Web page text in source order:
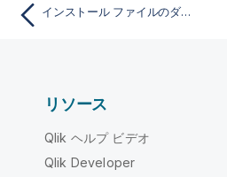
インストール ファイルのダウンロード
リソース
Qlik ヘルプ ビデオ
Qlik Developer